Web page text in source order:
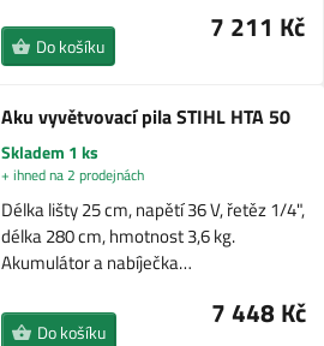
7 211 Kč
Do košíku
Aku vyvětvovací pila STIHL HTA 50
Skladem 1 ks
+ ihned na 2 prodejnách
Délka lišty 25 cm, napětí 36 V, řetěz 1/4",
délka 280 cm, hmotnost 3,6 kg.
Akumulátor a nabíječka…
7 448 Kč
Do košíku